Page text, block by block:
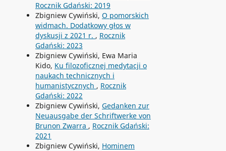
Rocznik Gdański: 2019
Zbigniew Cywiński, O pomorskich
widmach. Dodatkowy głos w
dyskusji z 2021 r. , Rocznik
Gdański: 2023
Zbigniew Cywiński, Ewa Maria
Kido, Ku filozoficznej medytacji o
naukach technicznych i
humanistycznych , Rocznik
Gdański: 2022
Zbigniew Cywiński, Gedanken zur
Neuausgabe der Schriftwerke von
Brunon Zwarra , Rocznik Gdański:
2021
Zbigniew Cywiński, Hominem